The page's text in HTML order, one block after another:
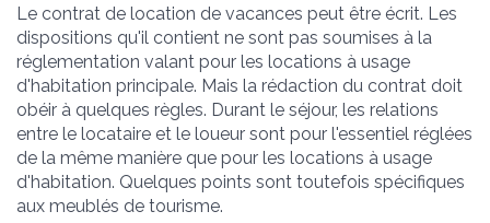
Le contrat de location de vacances peut être écrit. Les
dispositions qu'il contient ne sont pas soumises à la
réglementation valant pour les locations à usage
d'habitation principale. Mais la rédaction du contrat doit
obéir à quelques règles. Durant le séjour, les relations
entre le locataire et le loueur sont pour l'essentiel réglées
de la même manière que pour les locations à usage
d'habitation. Quelques points sont toutefois spécifiques
aux meublés de tourisme.